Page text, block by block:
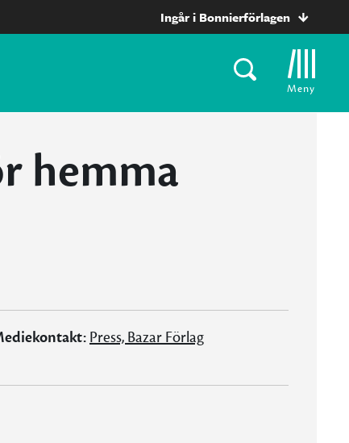
Ingår i Bonnierförlagen
Meny
hemma
Press, Bazar Förlag